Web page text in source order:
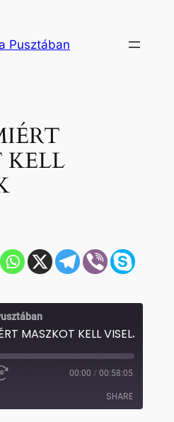
Pusztában
KELL
MASZKOT KELL VISELJÜNK
Fast
seconds
00:00 / 00:58:05
SHARE